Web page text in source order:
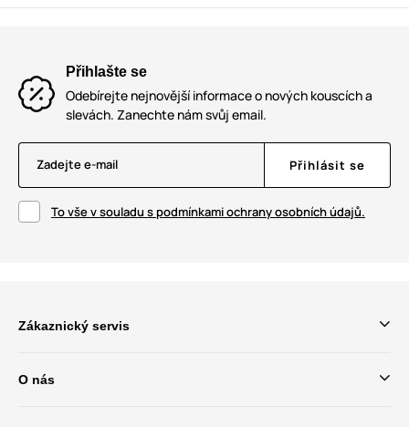
Přihlašte se
Odebírejte nejnovější informace o nových kouscích a
slevách. Zanechte nám svůj email.
Zadejte e-mail Přihlásit se
To vše v souladu s podmínkami ochrany osobních údajů.
Zákaznický servis
O nás